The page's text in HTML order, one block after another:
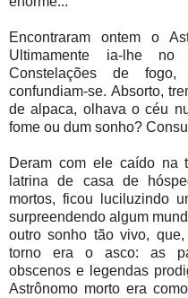
Encontraram ontem o
Ultimamente ia-lhe
Constelações de
confundiam-se. Absorto,
de alpaca, olhava o céu
fome ou dum sonho?
Deram com ele caído na
latrina de casa de
mortos, ficou luciluzindo
surpreendendo algum
outro sonho tão vivo,
torno era o asco: as
obscenos e legendas
Astrônomo morto era